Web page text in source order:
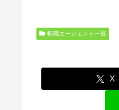
転職エージェント一覧
X